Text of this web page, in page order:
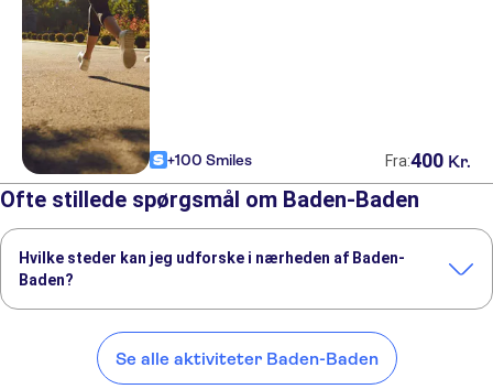
+100 Smiles Fra:400 Kr.
Ofte stillede spørgsmål om Baden-Baden
Hvilke steder kan jeg udforske i nærheden af Baden-
Baden?
Baden-Baden:
Karlsruhe
Se alle aktiviteter Baden-Baden